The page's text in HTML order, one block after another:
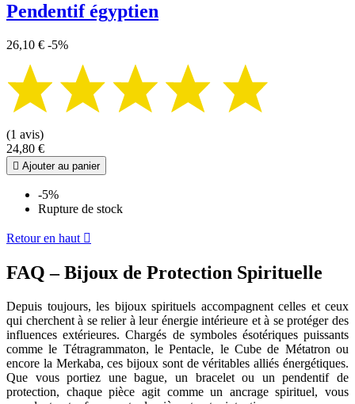
Pendentif égyptien
26,10 € -5%
(1 avis)
24,80 €
 Ajouter au panier
-5%
Rupture de stock
Retour en haut 
FAQ – Bijoux de Protection Spirituelle
Depuis toujours, les bijoux spirituels accompagnent celles et ceux
qui cherchent à se relier à leur énergie intérieure et à se protéger des
influences extérieures. Chargés de symboles ésotériques puissants
comme le Tétragrammaton, le Pentacle, le Cube de Métatron ou
encore la Merkaba, ces bijoux sont de véritables alliés énergétiques.
Que vous portiez une bague, un bracelet ou un pendentif de
protection, chaque pièce agit comme un ancrage spirituel, vous